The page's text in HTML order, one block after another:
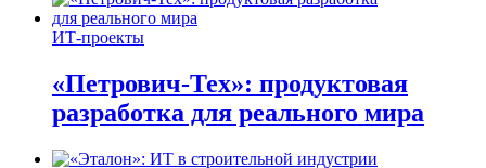
ИТ-проекты
«Петрович-Тех»: продуктовая
разработка для реального мира